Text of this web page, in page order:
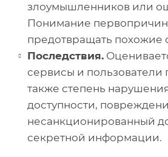
злоумышленников или
Понимание
предотвращать похожие
Последствия.
сервисы и пользователи
также степень
доступности,
несанкционированный
секретной информации.